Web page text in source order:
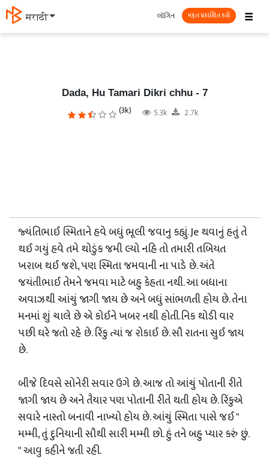
मराठी ☰
લૉગિન મફત પ્રકાશિત કરો
Dada, Hu Tamari Dikri chhu - 7
(3k) 5.3k 2.7k
જ્યંતિભાઈ સ્મિતાને હવે બધું ભૂલી જવાનુ કહ્યું. Je થવાનું હતું તે
થઈ ગયું હવે તમે થોડુંક જમી લ્યો નહિ તો તમારી તબિયત
ખરાબ થઈ જશે, પણ સ્મિતા જમવાની ના પાડે છે. અંતે
જયંતીભાઈ તેમને જમવા માટે બહુ કેહતા નથી. આ બધાના
અવાઝથી આંચું જાગી જાય છે અને બધું સાંભળતી હોય છે. તેના
મનમાં શું ચાલે છે એ કોઈને ખબર નથી હોતી.નિક થોડી વાર
પછી ઘરે જતો રહે છે. રિંકુ ત્યાં જ રોકાઈ છે. સૌ રાતના સુઈ જાય
છે.
બીજે દિવસે સોનેરી સવાર ઉગે છે. આજ તો આંચું પોતાની રીતે
જાગી જાય છે અને તૈયાર પણ પોતાની રીતે થતી હોય છે. રિંકુએ
સવારે નાસ્તો બનાવી નાખ્યો હોય છે. આંચું સ્મિતા પાસે જઈ "
મમ્મી, તું દુનિયાની સૌથી સારી મમ્મી છો. હું તને બહુ પ્યાર કરું છું.
" આવુ કહીને જતી રહી.